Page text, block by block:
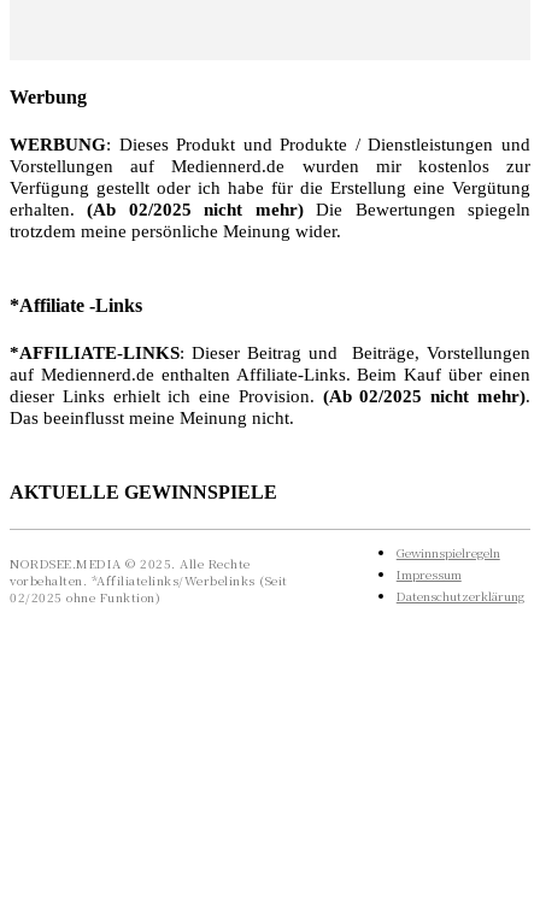
Werbung
WERBUNG: Dieses Produkt und Produkte / Dienstleistungen und
Vorstellungen auf Mediennerd.de wurden mir kostenlos zur
Verfügung gestellt oder ich habe für die Erstellung eine Vergütung
erhalten.(Ab 02/2025 nicht mehr)Die Bewertungen spiegeln
trotzdem meine persönliche Meinung wider.
*Affiliate -Links
*AFFILIATE-LINKS: Dieser Beitrag und Beiträge, Vorstellungen
auf Mediennerd.de enthalten Affiliate-Links. Beim Kauf über einen
dieser Links erhielt ich eine Provision. (Ab 02/2025 nicht mehr).
Das beeinflusst meine Meinung nicht.
AKTUELLE GEWINNSPIELE
NORDSEE.MEDIA © 2025. Alle Rechte
vorbehalten. *Affiliatelinks/Werbelinks (Seit
02/2025 ohne Funktion)
Gewinnspielregeln
Impressum
Datenschutzerklärung